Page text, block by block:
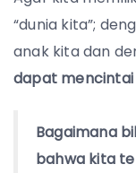
“dunia kita”;
anak kita dan
dapat
Bagaimana
bahwa kita